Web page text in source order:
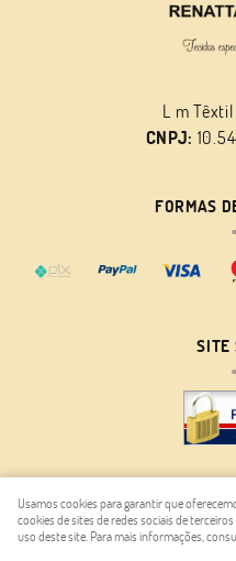
L m
CNPJ:
FORMAS
SITE
LOJA VIRTUAL CRIADA POR
Usamos cookies para garantir que
cookies de sites de redes sociais de
uso deste site. Para mais informações,